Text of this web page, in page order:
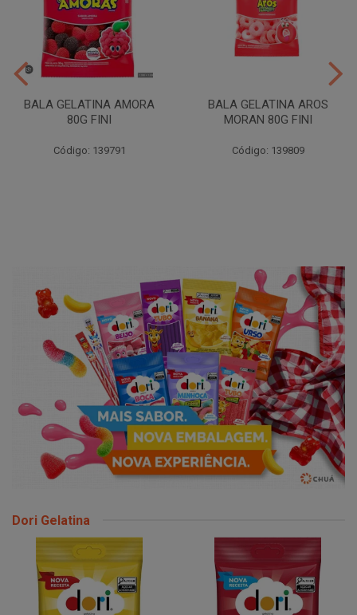
BALA GELATINA AMORA
80G FINI
Código: 139791
BALA GELATINA AROS
MORAN 80G FINI
Código: 139809
Dori Gelatina